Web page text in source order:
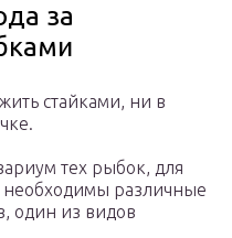
за
стайками, ни в
тех рыбок, для
необходимы различные
один из видов